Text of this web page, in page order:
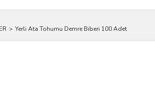
Yerli Ata Tohumu Demre Biberi 100 Adet